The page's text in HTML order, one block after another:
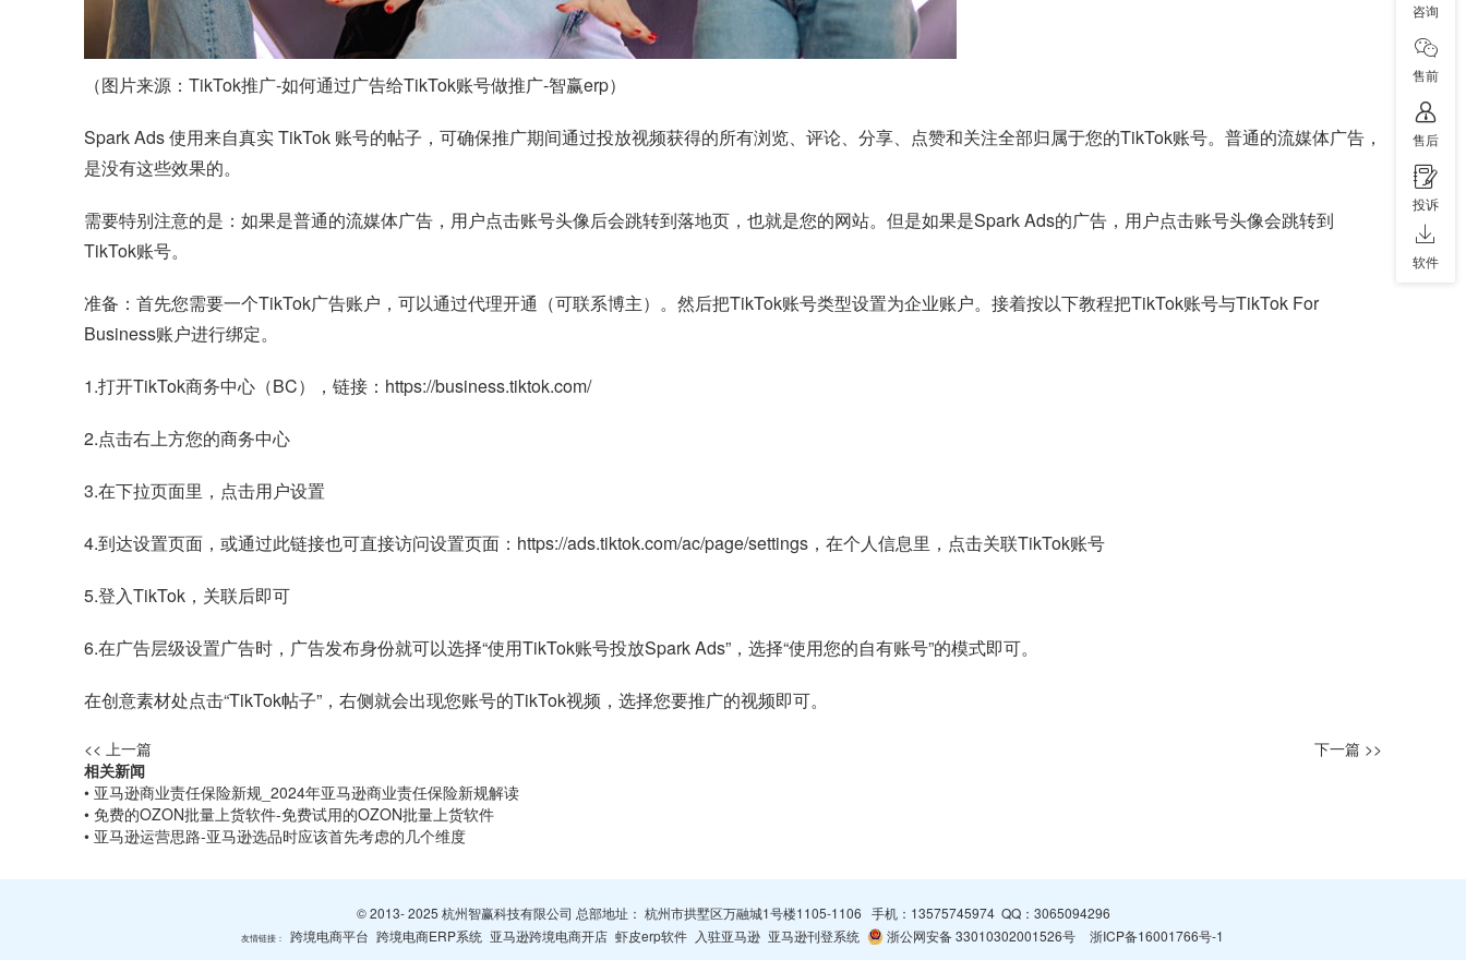
（图片来源：TikTok推广-如何通过广告给TikTok账号做推广-智赢erp）
Spark Ads 使用来自真实 TikTok 账号的帖子，可确保推广期间通过投放视频获得的所有浏览、评论、分享、点赞和关注全部归属于您的TikTok账号。普通的流媒体广告，
是没有这些效果的。
需要特别注意的是：如果是普通的流媒体广告，用户点击账号头像后会跳转到落地页，也就是您的网站。但是如果是Spark Ads的广告，用户点击账号头像会跳转到
TikTok账号。
准备：首先您需要一个TikTok广告账户，可以通过代理开通（可联系博主）。然后把TikTok账号类型设置为企业账户。接着按以下教程把TikTok账号与TikTok For
Business账户进行绑定。
1.打开TikTok商务中心（BC），链接：https://business.tiktok.com/
2.点击右上方您的商务中心
3.在下拉页面里，点击用户设置
4.到达设置页面，或通过此链接也可直接访问设置页面：https://ads.tiktok.com/ac/page/settings，在个人信息里，点击关联TikTok账号
5.登入TikTok，关联后即可
6.在广告层级设置广告时，广告发布身份就可以选择“使用TikTok账号投放Spark Ads”，选择“使用您的自有账号”的模式即可。
在创意素材处点击“TikTok帖子”，右侧就会出现您账号的TikTok视频，选择您要推广的视频即可。
<< 上一篇
下一篇 >>
相关新闻
• 亚马逊商业责任保险新规_2024年亚马逊商业责任保险新规解读
• 免费的OZON批量上货软件-免费试用的OZON批量上货软件
• 亚马逊运营思路-亚马逊选品时应该首先考虑的几个维度
© 2013- 2025 杭州智赢科技有限公司 总部地址： 杭州市拱墅区万融城1号楼1105-1106 手机： 13575745974QQ： 3065094296
友情链接： 跨境电商平台 跨境电商ERP系统 亚马逊跨境电商开店 虾皮erp软件 入驻亚马逊 亚马逊刊登系统 浙公网安备 33010302001526号 浙ICP备16001766号-1
咨询
售前
售后
投诉
软件